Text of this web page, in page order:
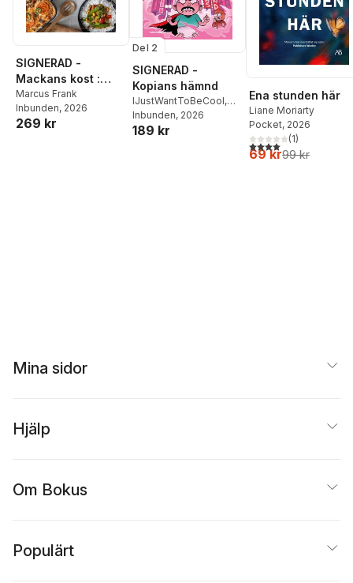
SIGNERAD -
Mackans kost :
Middagar och
matlådor
Marcus Frank
Inbunden, 2026
269 kr
Del 2
SIGNERAD -
Kopians hämnd
IJustWantToBeCool,
Joel Adolphson
Ejdemo Beer
Inbunden, 2026
189 kr
Ena stunden här
Liane Moriarty
Pocket, 2026
4,0utav 5 stjärnor.
(1)
69 kr99 kr
Mina sidor
Hjälp
Om Bokus
Populärt